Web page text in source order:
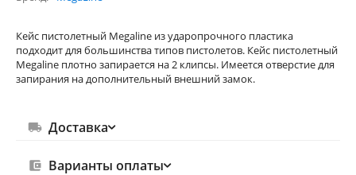
Кейс пистолетный Megaline из ударопрочного пластика
подходит для большинства типов пистолетов. Кейс пистолетный
Megaline плотно запирается на 2 клипсы. Имеется отверстие для
запирания на дополнительный внешний замок.
Доставка
Варианты оплаты